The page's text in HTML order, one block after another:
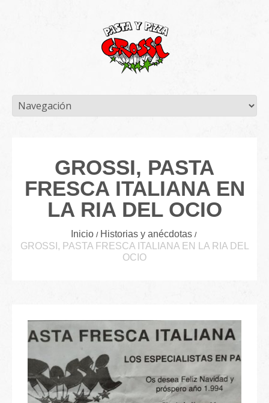
GROSSI, PASTA
FRESCA ITALIANA EN
LA RIA DEL OCIO
Inicio
Historias y anécdotas
GROSSI, PASTA FRESCA ITALIANA EN LA RIA DEL
OCIO